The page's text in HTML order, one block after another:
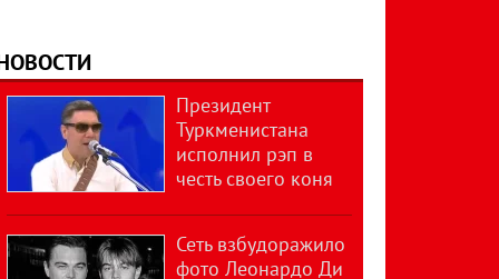
Президент
Туркменистана
исполнил рэп в
честь своего коня
Сеть взбудоражило
фото Леонардо Ди